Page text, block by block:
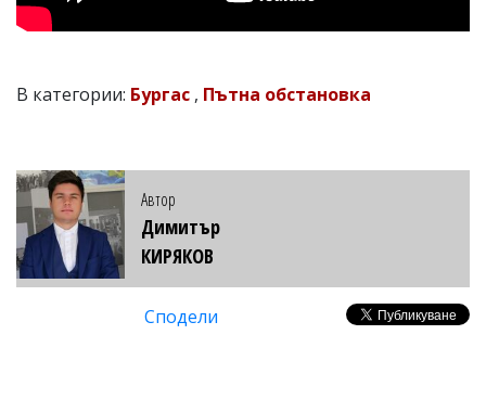
В категории: Бургас , Пътна обстановка
Автор
Димитър
КИРЯКОВ
Сподели